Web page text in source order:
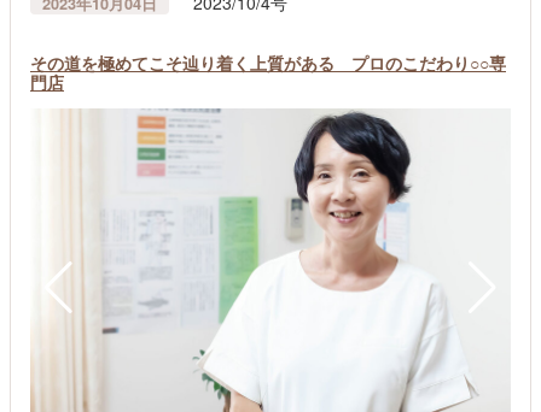
その道を極めてこそ辿り着く上質がある プロのこだわり○○専
門店